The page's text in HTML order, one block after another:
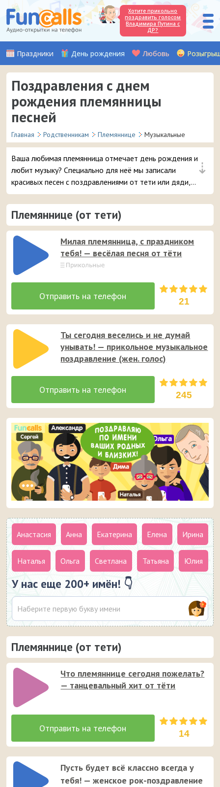
Хотите прикольно
поздравить голосом
Владимира Путина с
ДР?
Праздники День рождения Любовь
Поздравления с днем
рождения племянницы
песней
Главная Родственникам Племяннице Музыкальные
⇣
Ваша любимая племянница отмечает день рождения и
любит музыку? Специально для неё мы записали
красивых песен с поздравлениями от тети или дяди,
которые можно отправить на мобильный телефон
имениннице.
Племяннице (от тети)
Милая племянница, c праздником
тебя! — весёлая песня от тёти
21
Ты сегодня веселись и не думай
унывать! — прикольное музыкальное
поздравление (жен. голос)
245
Анастасия Анна Екатерина Елена Ирина
Наталья Ольга Светлана Татьяна Юлия
У нас еще 200+ имён! 👇
Племяннице (от тети)
Что племяннице сегодня пожелать?
— танцевальный хит от тёти
14
Пусть будет всё классно всегда у
тебя! — женское рок-поздравление